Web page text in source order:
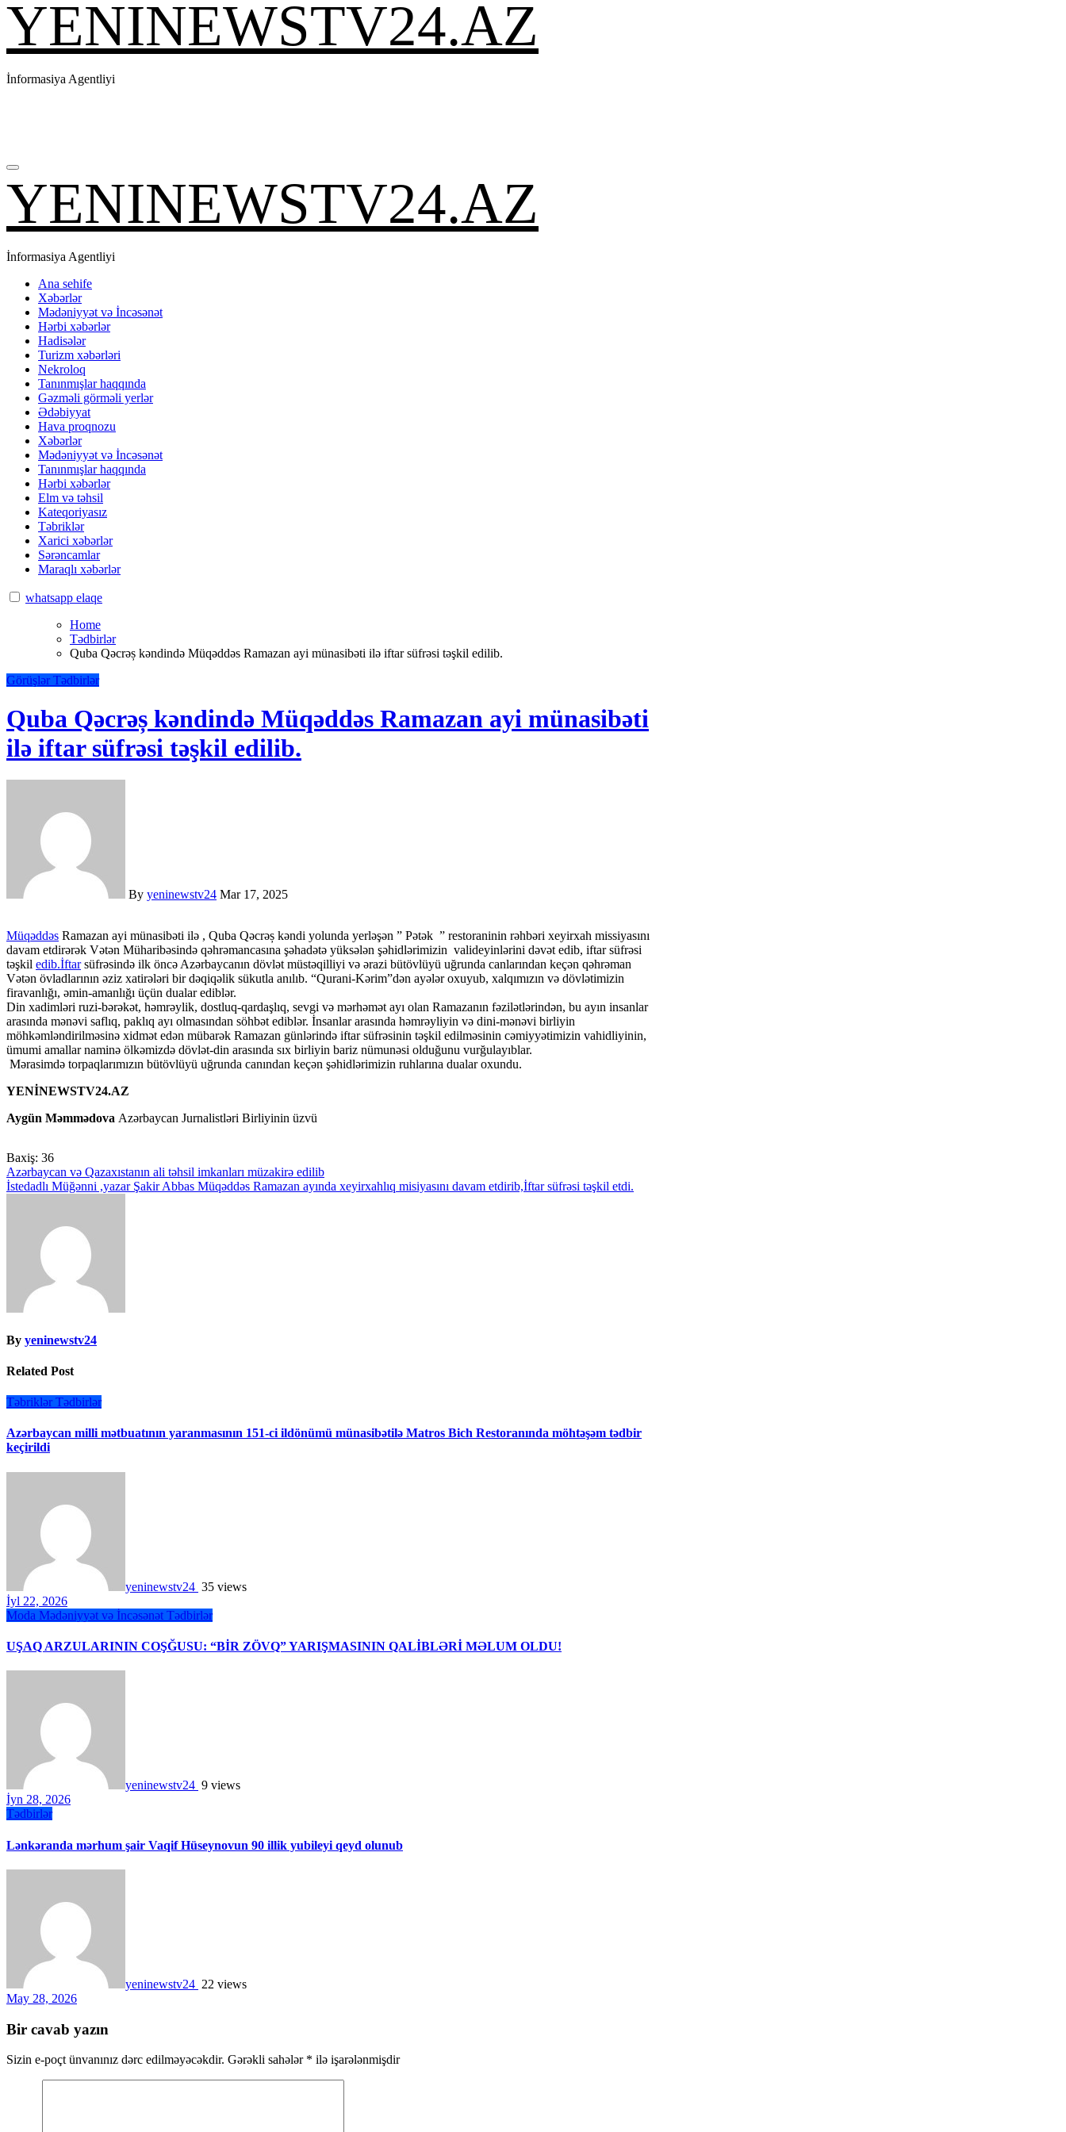
YENINEWSTV24.AZ
İnformasiya Agentliyi
YENINEWSTV24.AZ
İnformasiya Agentliyi
Ana sehife
Xəbərlər
Mədəniyyət və İncəsənət
Hərbi xəbərlər
Hadisələr
Turizm xəbərləri
Nekroloq
Tanınmışlar haqqında
Gəzməli görməli yerlər
Ədəbiyyat
Hava proqnozu
Xəbərlər
Mədəniyyət və İncəsənət
Tanınmışlar haqqında
Hərbi xəbərlər
Elm və təhsil
Kateqoriyasız
Təbriklər
Xarici xəbərlər
Sərəncamlar
Maraqlı xəbərlər
whatsapp elaqe
Home
Tədbirlər
Quba Qəcrəș kəndində Müqəddəs Ramazan ayi münasibəti ilə iftar süfrəsi təşkil edilib.
Görüşlər Tədbirlər
Quba Qəcrəș kəndində Müqəddəs Ramazan ayi münasibəti
ilə iftar süfrəsi təşkil edilib.
By yeninewstv24 Mar 17, 2025
Müqəddəs Ramazan ayi münasibəti ilə , Quba Qəcrəș kəndi yolunda yerləşən ” Pətək ” restoraninin rəhbəri xeyirxah missiyasını
davam etdirərək Vətən Müharibəsində qəhrəmancasına şəhadətə yüksələn şəhidlərimizin valideyinlərini dəvət edib, iftar süfrəsi
təşkil edib.İftarsüfrəsində ilk öncə Azərbaycanın dövlət müstəqilliyi və ərazi bütövlüyü uğrunda canlarından keçən qəhrəman
Vətən övladlarının əziz xatirələri bir dəqiqəlik sükutla anılıb. “Qurani-Kərim”dən ayələr oxuyub, xalqımızın və dövlətimizin
firavanlığı, əmin-amanlığı üçün dualar ediblər.
Din xadimləri ruzi-bərəkət, həmrəylik, dostluq-qardaşlıq, sevgi və mərhəmət ayı olan Ramazanın fəzilətlərindən, bu ayın insanlar
arasında mənəvi saflıq, paklıq ayı olmasından söhbət ediblər. İnsanlar arasında həmrəyliyin və dini-mənəvi birliyin
möhkəmləndirilməsinə xidmət edən mübarək Ramazan günlərində iftar süfrəsinin təşkil edilməsinin cəmiyyətimizin vahidliyinin,
ümumi amallar naminə ölkəmizdə dövlət-din arasında sıx birliyin bariz nümunəsi olduğunu vurğulayıblar.
Mərasimdə torpaqlarımızın bütövlüyü uğrunda canından keçən şəhidlərimizin ruhlarına dualar oxundu.
YENİNEWSTV24.AZ
Aygün Məmmədova Azərbaycan Jurnalistləri Birliyinin üzvü
Baxiş: 36
Yazı
naviqasiyası
Azərbaycan və Qazaxıstanın ali təhsil imkanları müzakirə edilib
İstedadlı Müğənni ,yazar Şakir Abbas Müqəddəs Ramazan ayında xeyirxahlıq misiyasını davam etdirib,İftar süfrəsi təşkil etdi.
By yeninewstv24
Related Post
Təbriklər Tədbirlər
Azərbaycan milli mətbuatının yaranmasının 151-ci ildönümü münasibətilə Matros Bich Restoranında möhtəşəm tədbir
keçirildi
yeninewstv24 35 views
İyl 22, 2026
Moda Mədəniyyət və İncəsənət Tədbirlər
UŞAQ ARZULARININ COŞĞUSU: “BİR ZÖVQ” YARIŞMASININ QALİBLƏRİ MƏLUM OLDU!
yeninewstv24 9 views
İyn 28, 2026
Tədbirlər
Lənkəranda mərhum şair Vaqif Hüseynovun 90 illik yubileyi qeyd olunub
yeninewstv24 22 views
May 28, 2026
Bir cavab yazın
Sizin e-poçt ünvanınız dərc edilməyəcəkdir. Gərəkli sahələr * ilə işarələnmişdir